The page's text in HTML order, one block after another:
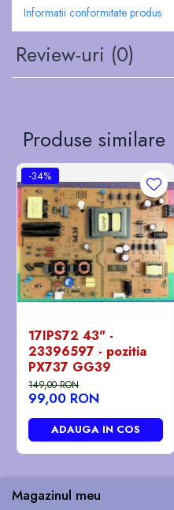
Informatii conformitate produs
Review-uri (0)
Produse similare
-34%
17IPS72 43" -
23396597 - pozitia
PX737 GG39
149,00 RON
99,00 RON
ADAUGA IN COS
Magazinul meu